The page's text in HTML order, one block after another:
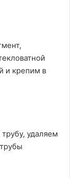
и крепим в
удаляем